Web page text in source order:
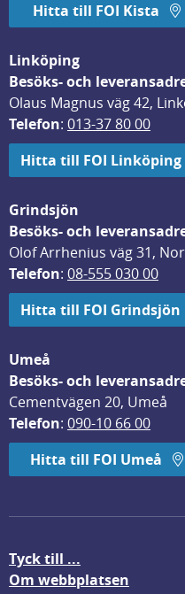
Hitta till FOI Kista
Linköping
Besöks- och
Olaus Magnus väg 42,
Telefon: 013-37 80 00
Hitta till FOI Linköping
Grindsjön
Besöks- och
Olof Arrhenius väg 31,
Telefon: 08-555 030 00
Hitta till FOI Grindsjön
Umeå
Besöks- och
Cementvägen 20, Umeå
Telefon: 090-10 66 00
Hitta till FOI Umeå
Tyck till ...
Om webbplatsen